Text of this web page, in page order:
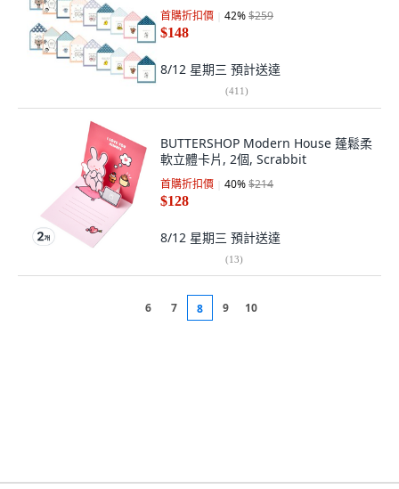
首購折扣價 42%$259
$148
8/12 星期三 預計送達
(411)
BUTTERSHOP Modern House 蓬鬆柔
軟立體卡片, 2個, Scrabbit
首購折扣價 40%$214
$128
8/12 星期三 預計送達
(13)
6 7 8 9 10